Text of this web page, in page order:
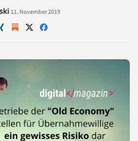
·11. November 2019
Auf Auf Auf